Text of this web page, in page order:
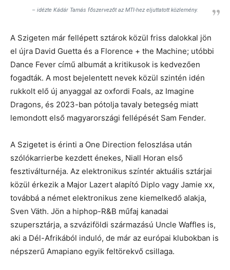
– idézte Kádár Tamás főszervezőt az MTI-hez eljuttatott közlemény.
A Szigeten már fellépett sztárok közül friss dalokkal jön
el újra David Guetta és a Florence + the Machine; utóbbi
Dance Fever című albumát a kritikusok is kedvezően
fogadták. A most bejelentett nevek közül szintén idén
rukkolt elő új anyaggal az oxfordi Foals, az Imagine
Dragons, és 2023-ban pótolja tavaly betegség miatt
lemondott első magyarországi fellépését Sam Fender.
A Szigetet is érinti a One Direction feloszlása után
szólókarrierbe kezdett énekes, Niall Horan első
fesztiválturnéja. Az elektronikus színtér aktuális sztárjai
közül érkezik a Major Lazert alapító Diplo vagy Jamie xx,
továbbá a német elektronikus zene kiemelkedő alakja,
Sven Väth. Jön a hiphop-R&B műfaj kanadai
szupersztárja, a szváziföldi származású Uncle Waffles is,
aki a Dél-Afrikából induló, de már az európai klubokban is
népszerű Amapiano egyik feltörekvő csillaga.